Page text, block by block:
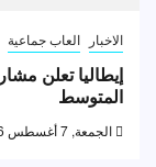
الاخبار العاب جماعية
المتوسط
الجمعة, 7 أغسطس 2026, 2:39 م